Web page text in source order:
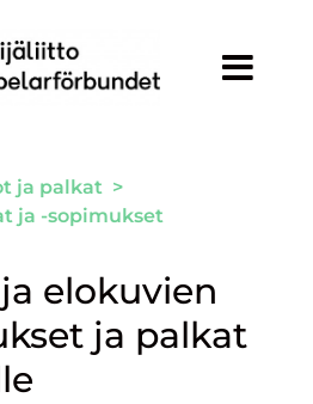
ja palkat >
ja -sopimukset
elokuvien
ja palkat